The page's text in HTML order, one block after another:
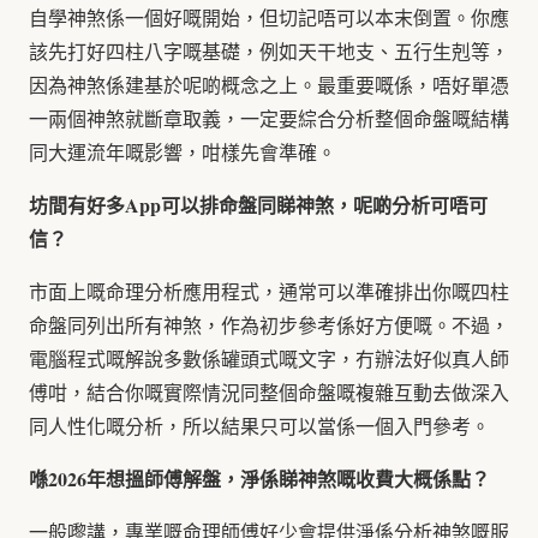
自學神煞係一個好嘅開始，但切記唔可以本末倒置。你應
該先打好四柱八字嘅基礎，例如天干地支、五行生剋等，
因為神煞係建基於呢啲概念之上。最重要嘅係，唔好單憑
一兩個神煞就斷章取義，一定要綜合分析整個命盤嘅結構
同大運流年嘅影響，咁樣先會準確。
坊間有好多App可以排命盤同睇神煞，呢啲分析可唔可
信？
市面上嘅命理分析應用程式，通常可以準確排出你嘅四柱
命盤同列出所有神煞，作為初步參考係好方便嘅。不過，
電腦程式嘅解說多數係罐頭式嘅文字，冇辦法好似真人師
傅咁，結合你嘅實際情況同整個命盤嘅複雜互動去做深入
同人性化嘅分析，所以結果只可以當係一個入門參考。
喺2026年想搵師傅解盤，淨係睇神煞嘅收費大概係點？
一般嚟講，專業嘅命理師傅好少會提供淨係分析神煞嘅服